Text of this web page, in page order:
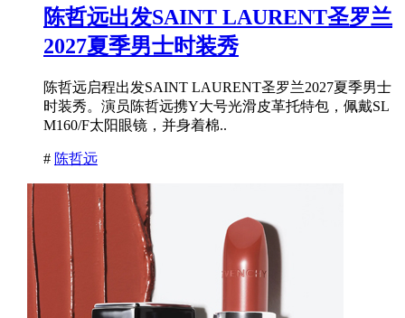
陈哲远出发SAINT LAURENT圣罗兰
2027夏季男士时装秀
陈哲远启程出发SAINT LAURENT圣罗兰2027夏季男士
时装秀。演员陈哲远携Y大号光滑皮革托特包，佩戴SL
M160/F太阳眼镜，并身着棉..
# 陈哲远